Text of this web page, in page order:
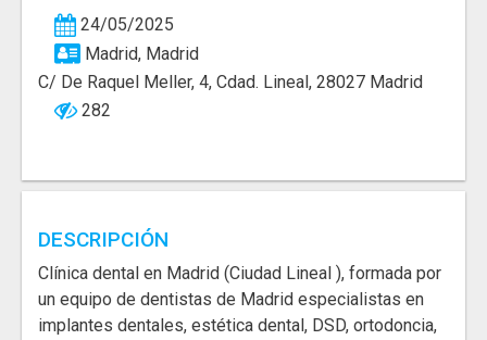
24/05/2025
Madrid, Madrid
C/ De Raquel Meller, 4, Cdad. Lineal, 28027 Madrid
282
DESCRIPCIÓN
Clínica dental en Madrid (Ciudad Lineal ), formada por
un equipo de dentistas de Madrid especialistas en
implantes dentales, estética dental, DSD, ortodoncia,